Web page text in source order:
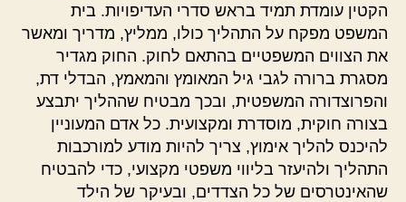
הקטין עומדת תמיד בראש סדרי העדיפויות. בית
המשפט מפקח על התהליך כולו, ממליץ, מדריך ומאשר
את הצווים המשפטיים בהתאם לחוק. החוק מגדיר
מסגרת ברורה לגבי גיל המאומץ והמאמץ, הבדלי דת,
והפרוצדורה המשפטית, ובכך מבטיח שההליך יתבצע
בצורה חוקית, מוסדרת ומקצועית. כל אדם המעוניין
להיכנס להליך אימוץ, צריך להיות מודע למורכבות
התהליך ולהיעזר בליווי משפטי מקצועי, כדי להבטיח
שהאינטרסים של כל הצדדים, ובעיקר של הילד